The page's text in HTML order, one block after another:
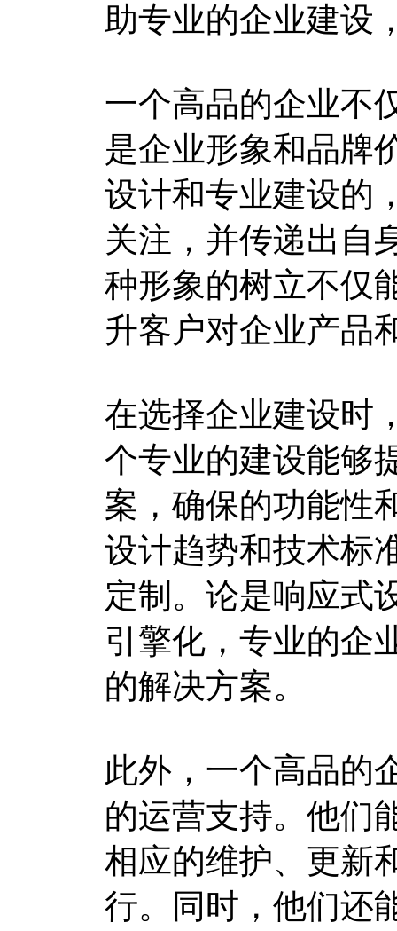
助专业的企业建设
一个高品的企业不
是企业形象和品牌
设计和专业建设的
关注，并传递出自
种形象的树立不仅
升客户对企业产品
在选择企业建设时
个专业的建设能够
案，确保的功能性
设计趋势和技术标
定制。论是响应式
引擎化，专业的企
的解决方案。
此外，一个高品的
的运营支持。他们
相应的维护、更新
行。同时，他们还